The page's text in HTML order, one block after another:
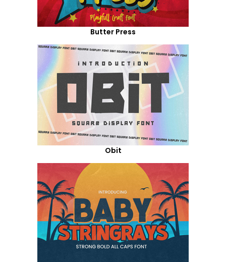
Butter Press
Obit